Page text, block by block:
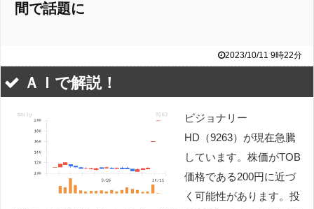
間で話題に
2023/10/11 9時22分
ＡＩで解説！
ビジョナリー
HD（9263）が現在急騰
しています。株価がTOB
価格である200円に近づ
く可能性があります。投